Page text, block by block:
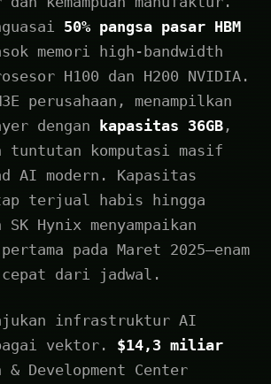
50% pangsa pasar HBM
memori high-bandwidth
H100 dan H200 NVIDIA.
perusahaan, menampilkan
dengan kapasitas 36GB ,
tuntutan komputasi masif
AI modern. Kapasitas
terjual habis hingga
Hynix menyampaikan
pertama pada Maret 2025—enam
dari jadwal.
infrastruktur AI
vektor. $14,3 miliar
& Development Center